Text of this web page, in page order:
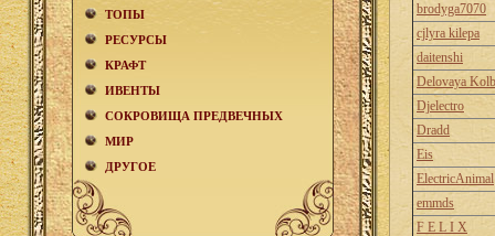
ТОПЫ
РЕСУРСЫ
КРАФТ
ИВЕНТЫ
СОКРОВИЩА ПРЕДВЕЧНЫХ
МИР
ДРУГОЕ
brodyga7070
cjlyra kilepa
daitenshi
Delovaya
Djelectro
Dradd
Eis
ElectricAnimal
emmds
F E L I X